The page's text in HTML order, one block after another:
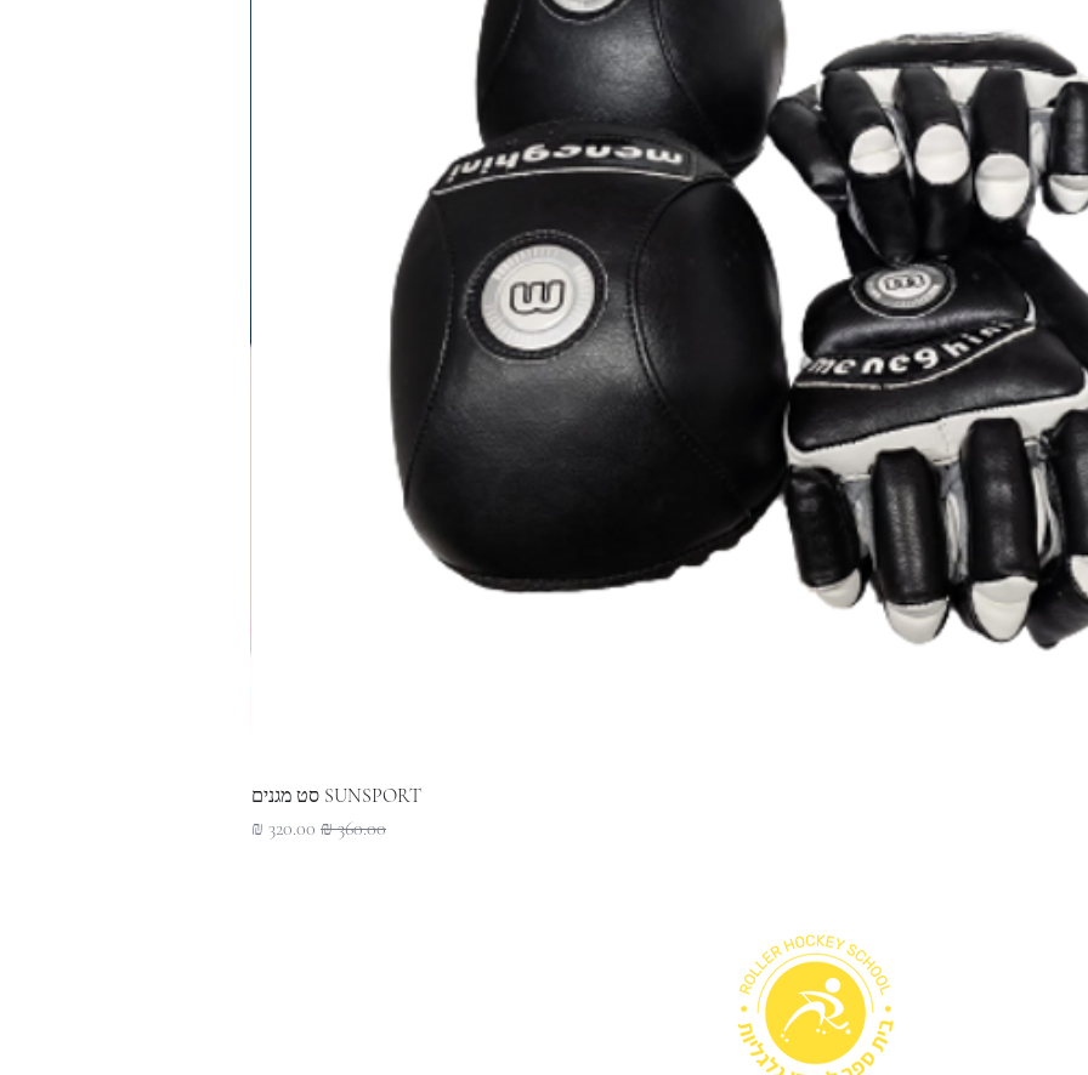
SUNSPORT סט מגנים
מחיר רגיל מחיר מבצע